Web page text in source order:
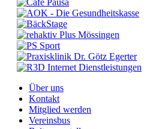
Über uns
Kontakt
Mitglied werden
Vereinsbus